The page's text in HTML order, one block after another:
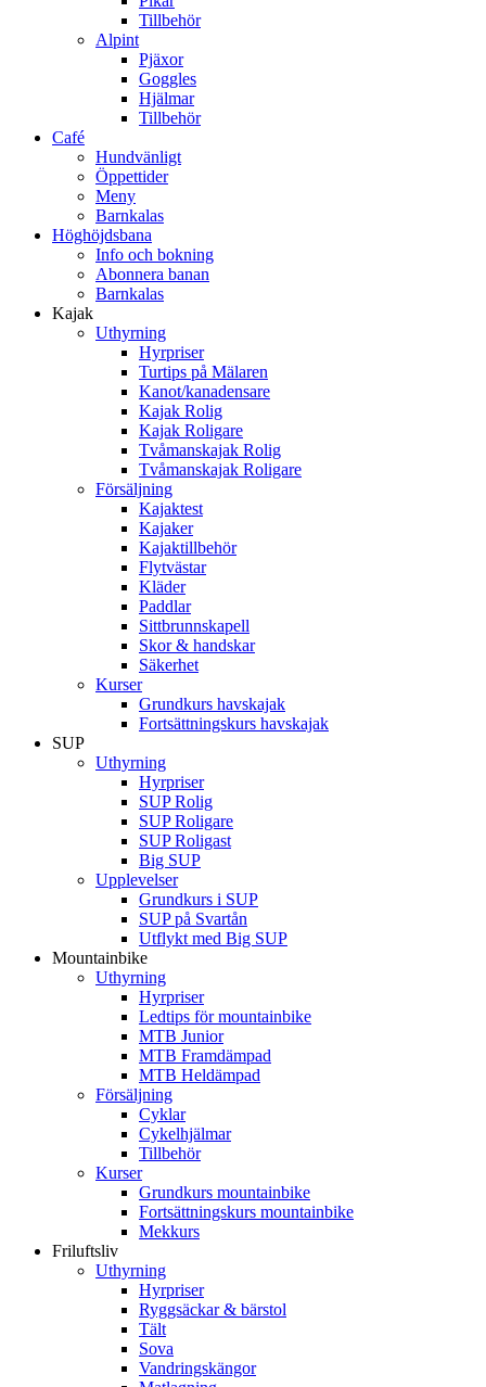
Tillbehör
Alpint
Pjäxor
Goggles
Hjälmar
Tillbehör
Café
Hundvänligt
Öppettider
Meny
Barnkalas
Höghöjdsbana
Info och bokning
Abonnera banan
Barnkalas
Kajak
Uthyrning
Hyrpriser
Turtips på Mälaren
Kanot/kanadensare
Kajak Rolig
Kajak Roligare
Tvåmanskajak Rolig
Tvåmanskajak Roligare
Försäljning
Kajaktest
Kajaker
Kajaktillbehör
Flytvästar
Kläder
Paddlar
Sittbrunnskapell
Skor & handskar
Säkerhet
Kurser
Grundkurs havskajak
Fortsättningskurs havskajak
SUP
Uthyrning
Hyrpriser
SUP Rolig
SUP Roligare
SUP Roligast
Big SUP
Upplevelser
Grundkurs i SUP
SUP på Svartån
Utflykt med Big SUP
Mountainbike
Uthyrning
Hyrpriser
Ledtips för mountainbike
MTB Junior
MTB Framdämpad
MTB Heldämpad
Försäljning
Cyklar
Cykelhjälmar
Tillbehör
Kurser
Grundkurs mountainbike
Fortsättningskurs mountainbike
Mekkurs
Friluftsliv
Uthyrning
Hyrpriser
Ryggsäckar & bärstol
Tält
Sova
Vandringskängor